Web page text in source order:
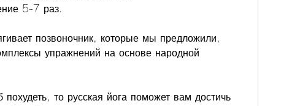
5-7 раз.
позвоночник, которые мы предложили,
упражнений на основе народной
то русская йога поможет вам достичь